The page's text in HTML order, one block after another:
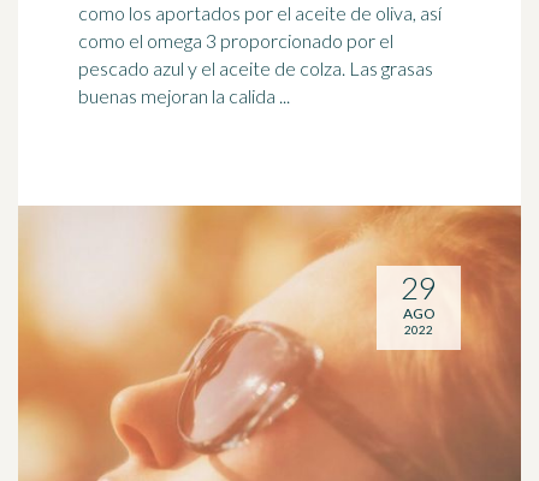
como los aportados por el aceite de oliva, así
como el omega 3 proporcionado por el
pescado azul y el aceite de colza. Las grasas
buenas mejoran la calida ...
29
AGO
2022